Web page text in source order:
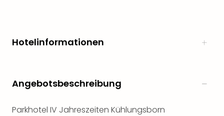
Hotelinformationen
Angebotsbeschreibung
Parkhotel IV Jahreszeiten Kühlungsborn